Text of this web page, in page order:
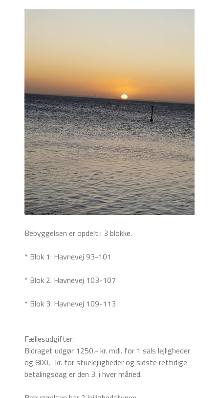
Bebyggelsen er opdelt i 3 blokke.
* Blok 1: Havnevej 93-101
* Blok 2: Havnevej 103-107
* Blok 3: Havnevej 109-113
Fællesudgifter:
Bidraget udgør 1250,- kr. mdl. for 1 sals lejligheder
og 800,- kr. for stuelejligheder og sidste rettidige
betalingsdag er den 3. i hver måned.